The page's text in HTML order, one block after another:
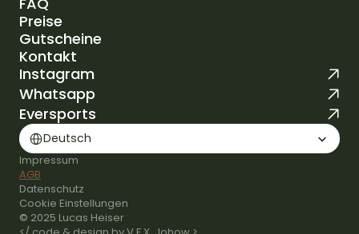
Camps
FAQ
Preise
Preise
Gutscheine
Gutscheine
Kontakt
Kontakt
Instagram
Whatsapp
Eversports
Select Language
Deutsch
© 2025 Lucas Heiser
Impressum
AGB
Datenschutz
Cookie Einstellungen